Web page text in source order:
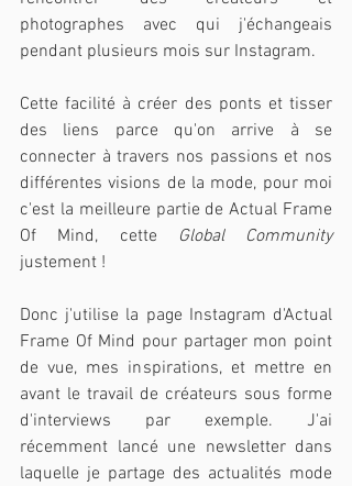
photographes avec qui j'échangeais
pendant plusieurs mois sur Instagram.
Cette facilité à créer des ponts et tisser
des liens parce qu'on arrive à se
connecter à travers nos passions et nos
différentes visions de la mode, pour moi
c'est la meilleure partie de Actual Frame
Of Mind, cette
Global Community
justement !
Donc j'utilise la page Instagram d'Actual
Frame Of Mind pour partager mon point
de vue, mes inspirations, et mettre en
avant le travail de créateurs sous forme
d'interviews par exemple. J'ai
récemment lancé une newsletter dans
laquelle je partage des actualités mode